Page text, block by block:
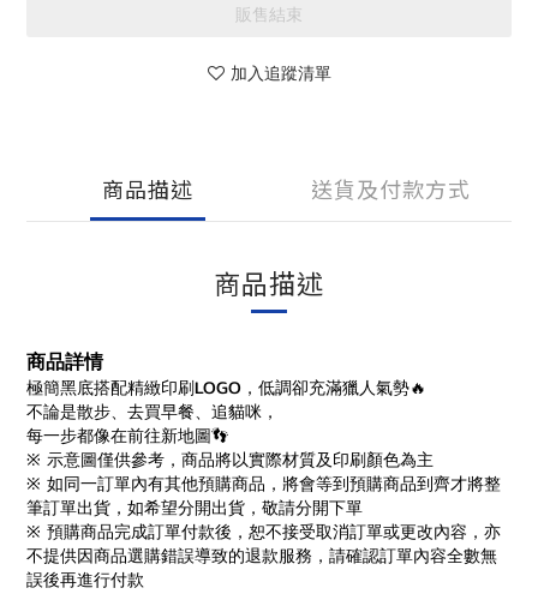
販售結束
加入追蹤清單
商品描述 送貨及付款方式
商品描述
商品詳情
極簡黑底搭配精緻印刷LOGO，低調卻充滿獵人氣勢🔥
不論是散步、去買早餐、追貓咪，
每一步都像在前往新地圖👣
※ 示意圖僅供參考，商品將以實際材質及印刷顏色為主
※ 如同一訂單內有其他預購商品，將會等到預購商品到齊才將整
筆訂單出貨，如希望分開出貨，敬請分開下單
※ 預購商品完成訂單付款後，恕不接受取消訂單或更改內容，亦
不提供因商品選購錯誤導致的退款服務，請確認訂單內容全數無
誤後再進行付款